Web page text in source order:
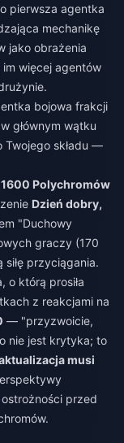
pierwsza agentka
mechanikę
jako obrażenia
im więcej agentów
bojowa frakcji
głównym wątku
Twojego składu —
1600 Polychromów
Dzień dobry,
"Duchowy
graczy (170
przyciągania.
o którą prosiła
z reakcjami na
— "przyzwoicie,
nie jest krytyka; to
musi
ostrożności przed